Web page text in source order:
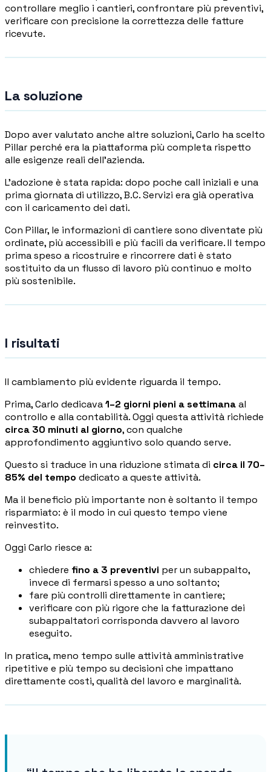
controllare meglio i cantieri, confrontare più preventivi,
verificare con precisione la correttezza delle fatture
ricevute.
La soluzione
Dopo aver valutato anche altre soluzioni, Carlo ha scelto
Pillar perché era la piattaforma più completa rispetto
alle esigenze reali dell'azienda.
L'adozione è stata rapida: dopo poche call iniziali e una
prima giornata di utilizzo, B.C. Servizi era già operativa
con il caricamento dei dati.
Con Pillar, le informazioni di cantiere sono diventate più
ordinate, più accessibili e più facili da verificare. Il tempo
prima speso a ricostruire e rincorrere dati è stato
sostituito da un flusso di lavoro più continuo e molto
più sostenibile.
I risultati
Il cambiamento più evidente riguarda il tempo.
Prima, Carlo dedicava1–2 giorni pieni a settimanaal
controllo e alla contabilità. Oggi questa attività richiede
circa 30 minuti al giorno, con qualche
approfondimento aggiuntivo solo quando serve.
Questo si traduce in una riduzione stimata di circa il 70–
85% del tempo dedicato a queste attività.
Ma il beneficio più importante non è soltanto il tempo
risparmiato: è il modo in cui questo tempo viene
reinvestito.
Oggi Carlo riesce a:
chiedere fino a 3 preventivi per un subappalto,
invece di fermarsi spesso a uno soltanto;
fare più controlli direttamente in cantiere;
verificare con più rigore che la fatturazione dei
subappaltatori corrisponda davvero al lavoro
eseguito.
In pratica, meno tempo sulle attività amministrative
ripetitive e più tempo su decisioni che impattano
direttamente costi, qualità del lavoro e marginalità.